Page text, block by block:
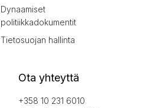
Dynaamiset
politiikkadokumentit
Tietosuojan hallinta
Ota yhteyttä
+358 10 231 6010